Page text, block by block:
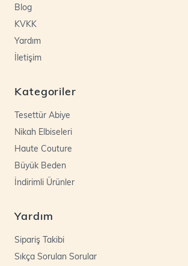
Blog
KVKK
Yardım
İletişim
Kategoriler
Tesettür Abiye
Nikah Elbiseleri
Haute Couture
Büyük Beden
İndirimli Ürünler
Yardım
Sipariş Takibi
Sıkça Sorulan Sorular